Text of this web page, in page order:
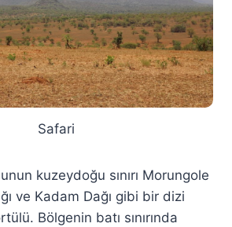
Safari
kuzeydoğu sınırı Morungole
ve Kadam Dağı gibi bir dizi
Bölgenin batı sınırında